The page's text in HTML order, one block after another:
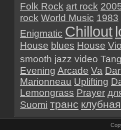
Folk Rock art rock
rock World Music 1983
Enigmatic Chillout
House blues House
smooth jazz video
Evening Arcade Va
Marionneau Uplifting
Lemongrass Prayer
Suomi транс